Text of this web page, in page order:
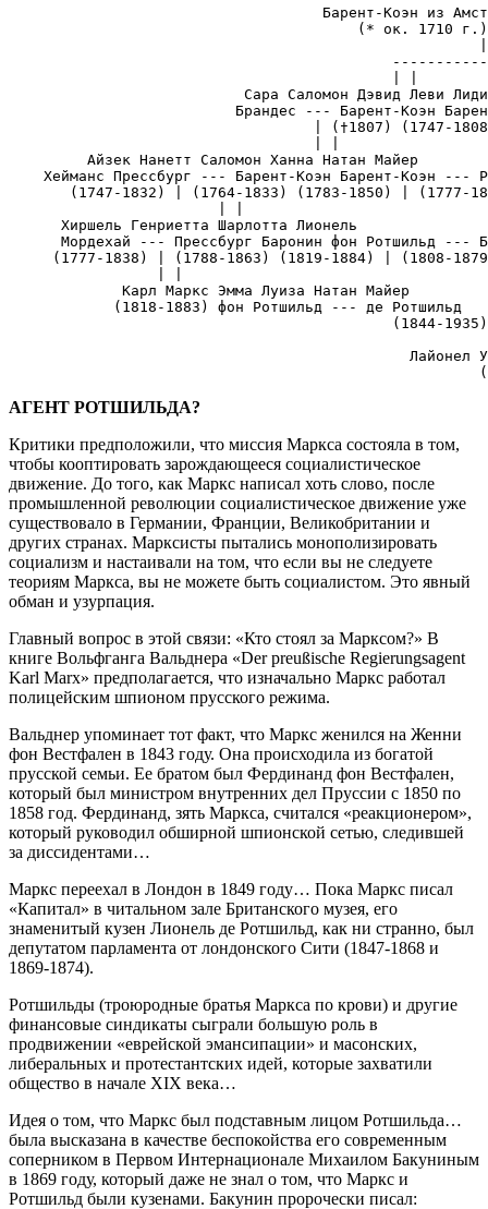
Барент-Коэн из
(* ок. 1710
Сара Саломон Дэвид Леви
Брандес --- Барент-Коэн
| (†1807) (1747-
         Айзек Нанетт Саломон Ханна Натан Майер
Хейманс Прессбург --- Барент-Коэн Барент-Коэн ---
(1747-1832) | (1764-1833) (1783-1850) | (1777-
      Хиршель Генриетта Шарлотта Лионель
Мордехай --- Прессбург Баронин фон Ротшильд ---
(1777-1838) | (1788-1863) (1819-1884) | (1808-
             Карл Маркс Эмма Луиза Натан Майер
            (1818-1883) фон Ротшильд --- де Ротшильд
(1844-
Лайонел
АГЕНТ РОТШИЛЬДА?
Критики предположили, что миссия Маркса состояла в том,
чтобы кооптировать зарождающееся социалистическое
движение. До того, как Маркс написал хоть слово, после
промышленной революции социалистическое движение уже
существовало в Германии, Франции, Великобритании и
других странах. Марксисты пытались монополизировать
социализм и настаивали на том, что если вы не следуете
теориям Маркса, вы не можете быть социалистом. Это явный
обман и узурпация.
Главный вопрос в этой связи: «Кто стоял за Марксом?» В
книге Вольфганга Вальднера «Der preußische Regierungsagent
Karl Marx» предполагается, что изначально Маркс работал
полицейским шпионом прусского режима.
Вальднер упоминает тот факт, что Маркс женился на Женни
фон Вестфален в 1843 году. Она происходила из богатой
прусской семьи. Ее братом был Фердинанд фон Вестфален,
который был министром внутренних дел Пруссии с 1850 по
1858 год. Фердинанд, зять Маркса, считался «реакционером»,
который руководил обширной шпионской сетью, следившей
за диссидентами…
Маркс переехал в Лондон в 1849 году… Пока Маркс писал
«Капитал» в читальном зале Британского музея, его
знаменитый кузен Лионель де Ротшильд, как ни странно, был
депутатом парламента от лондонского Сити (1847-1868 и
1869-1874).
Ротшильды (троюродные братья Маркса по крови) и другие
финансовые синдикаты сыграли большую роль в
продвижении «еврейской эмансипации» и масонских,
либеральных и протестантских идей, которые захватили
общество в начале XIX века…
Идея о том, что Маркс был подставным лицом Ротшильда…
была высказана в качестве беспокойства его современным
соперником в Первом Интернационале Михаилом Бакуниным
в 1869 году, который даже не знал о том, что Маркс и
Ротшильд были кузенами. Бакунин пророчески писал: